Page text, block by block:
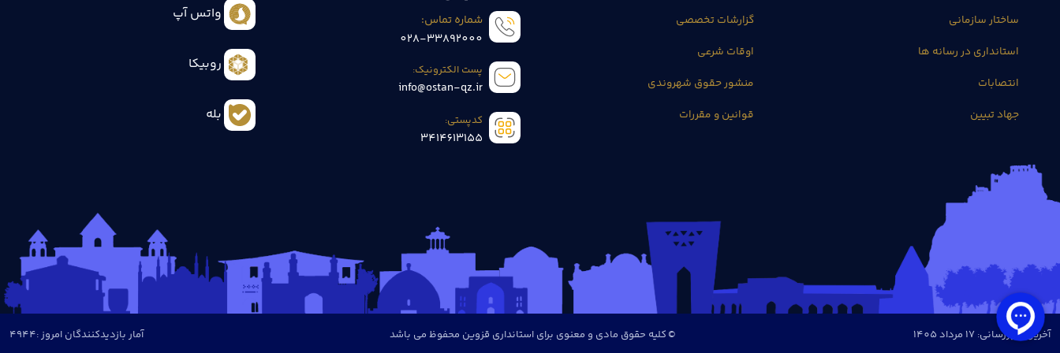
ساختار سازمانی
استانداری در رسانه ها
انتصابات
جهاد تبیین
گزارشات تخصصی
اوقات شرعی
منشور حقوق شهروندی
قوانین و مقررات
شماره تماس:
028-33892000
پست الکترونیک:
info@ostan-qz.ir
کدپستی:
3414613155
واتس آپ
روبیکا
بله
آخرین بروزرسانی: 17 مرداد 1405 © کلیه حقوق مادی و معنوی برای استانداری قزوین محفوظ می باشد آمار بازدیدکنندگان امروز :4944